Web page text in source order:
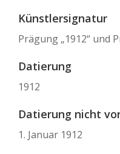
Künstlersignatur
Prägung „1912“ und
Datierung
1912
Datierung nicht
1. Januar 1912